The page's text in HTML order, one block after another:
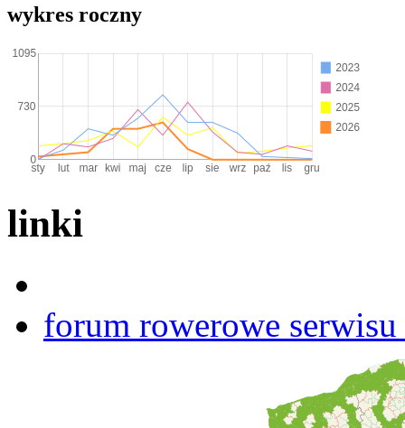
wykres roczny
linki
forum rowerowe